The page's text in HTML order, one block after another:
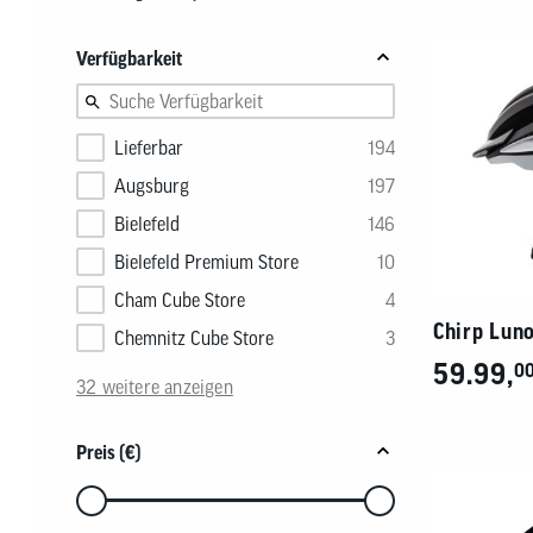
Schläuche
Flickzeug & Laufradzubehör
Fahrradträger Zubehör
Freizeit Shirts
Safari Simbaz
Verfügbarkeit
Lieferbar
194
Augsburg
197
Bielefeld
146
Bielefeld Premium Store
10
Cham Cube Store
4
Chemnitz Cube Store
3
32 weitere anzeigen
Preis (€)
Verwenden
Sie
Chirp
59.99,